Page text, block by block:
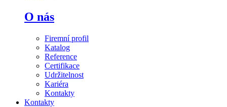
O nás
Firemní profil
Katalog
Reference
Certifikace
Udržitelnost
Kariéra
Kontakty
Kontakty